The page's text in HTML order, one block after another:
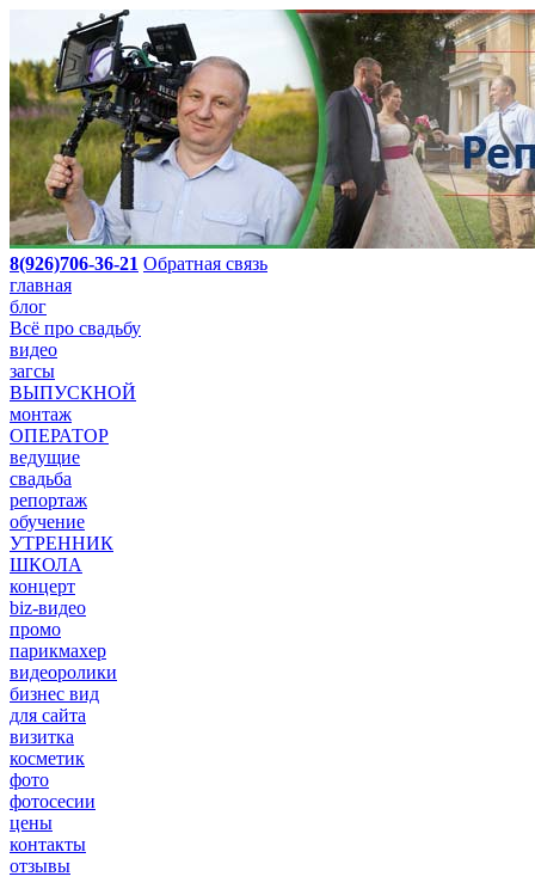
8(926)706-36-21 Обратная связь
главная
блог
Всё про свадьбу
видео
загсы
ВЫПУСКНОЙ
монтаж
ОПЕРАТОР
ведущие
свадьба
репортаж
обучение
УТРЕННИК
ШКОЛА
концерт
biz-видео
промо
парикмахер
видеоролики
бизнес вид
для сайта
визитка
косметик
фото
фотосесии
цены
контакты
отзывы